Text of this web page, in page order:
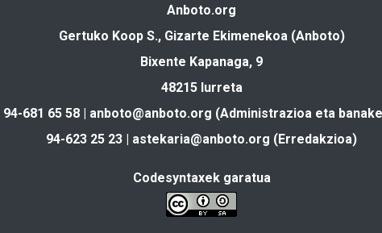
Anboto.org
Gertuko Koop S., Gizarte Ekimenekoa (Anboto)
Bixente Kapanaga, 9
48215 Iurreta
94-681 65 58 | anboto@anboto.org (Administrazioa eta
94-623 25 23 | astekaria@anboto.org (Erredakzioa)
Codesyntaxek garatua